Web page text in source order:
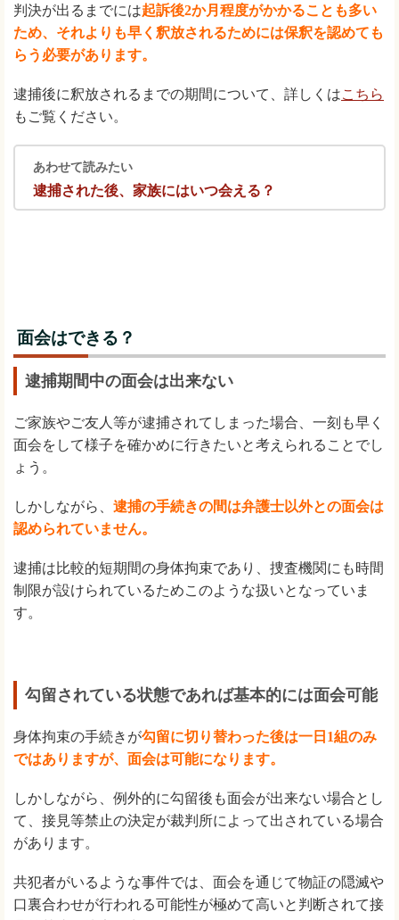
判決が出るまでには起訴後2か月程度がかかることも多い
ため、それよりも早く釈放されるためには保釈を認めても
らう必要があります。
逮捕後に釈放されるまでの期間について、詳しくはこちら
もご覧ください。
あわせて読みたい
逮捕された後、家族にはいつ会える？
面会はできる？
逮捕期間中の面会は出来ない
ご家族やご友人等が逮捕されてしまった場合、一刻も早く
面会をして様子を確かめに行きたいと考えられることでし
ょう。
しかしながら、 逮捕の手続きの間は弁護士以外との面会は
認められていません。
逮捕は比較的短期間の身体拘束であり、捜査機関にも時間
制限が設けられているためこのような扱いとなっていま
す。
勾留されている状態であれば基本的には面会可能
身体拘束の手続きが勾留に切り替わった後は一日1組のみ
ではありますが、面会は可能になります。
しかしながら、例外的に勾留後も面会が出来ない場合とし
て、接見等禁止の決定が裁判所によって出されている場合
があります。
共犯者がいるような事件では、面会を通じて物証の隠滅や
口裏合わせが行われる可能性が極めて高いと判断されて接